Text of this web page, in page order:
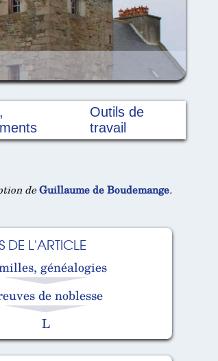
Outils de
travail
deGuillaume de Boudemange.
DE L'ARTICLE
généalogies
de noblesse
L